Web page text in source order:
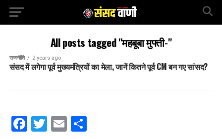
All posts tagged "महबूबा मुफ्ती-"
राजनीति 2 years ago
संसद में लगेगा पूर्व मुख्यमंत्रियों का मेला, जानें कितने पूर्व CM बन गए सांसद?
Facebook
Twitter
EmailShare